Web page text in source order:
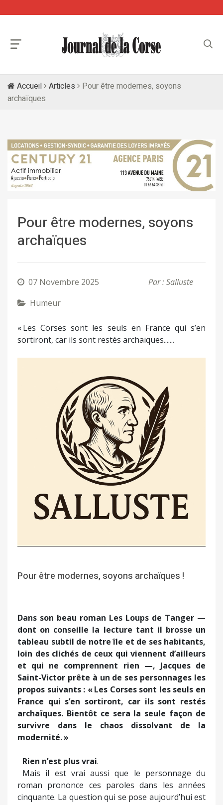
Accueil Articles
Pour être modernes, soyons
archaïques
Pour être modernes, soyons
archaïques
07 Novembre 2025
Par : Salluste
Humeur
« Les Corses sont les seuls en France qui s’en
sortiront, car ils sont restés archaïques.......
Pour être modernes, soyons archaïques !
Dans son beau roman Les Loups de Tanger —
dont on conseille la lecture tant il brosse un
tableau subtil de notre île et de ses habitants,
loin des clichés de ceux qui viennent d’ailleurs
et qui ne comprennent rien —, Jacques de
Saint-Victor prête à un de ses personnages les
propos suivants : « Les Corses sont les seuls en
France qui s’en sortiront, car ils sont restés
archaïques. Bientôt ce sera la seule façon de
survivre dans le chaos dissolvant de la
modernité. »
Rien n’est plus vrai.
Mais il est vrai aussi que le personnage du
roman prononce ces paroles dans les années
cinquante. La question qui se pose aujourd’hui est